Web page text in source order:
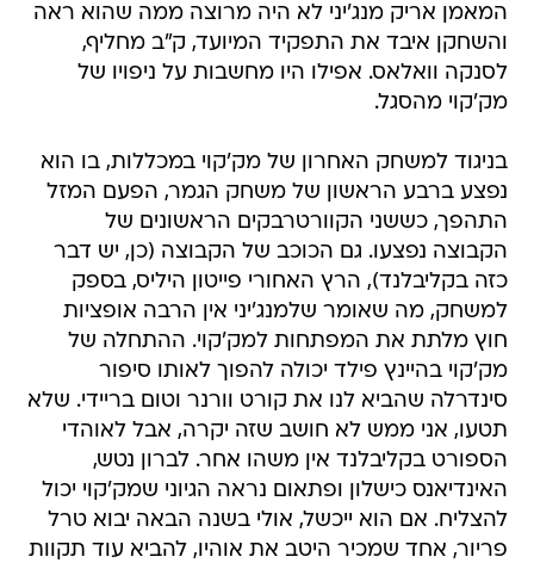
המאמן אריק מנג'יני לא היה מרוצה ממה שהוא ראה
והשחקן איבד את התפקיד המיועד, ק"ב מחליף,
לסנקה וואלאס. אפילו היו מחשבות על ניפויו של
מק'קוי מהסגל.
בניגוד למשחק האחרון של מק'קוי במכללות, בו הוא
נפצע ברבע הראשון של משחק הגמר, הפעם המזל
התהפך, כששני הקוורטרבקים הראשונים של
הקבוצה נפצעו. גם הכוכב של הקבוצה (כן, יש דבר
כזה בקליבלנד), הרץ האחורי פייטון היליס, בספק
למשחק, מה שאומר שלמנג'יני אין הרבה אופציות
חוץ מלתת את המפתחות למק'קוי. ההתחלה של
מק'קוי בהיינץ פילד יכולה להפוך לאותו סיפור
סינדרלה שהביא לנו את קורט וורנר וטום בריידי. שלא
תטעו, אני ממש לא חושב שזה יקרה, אבל לאוהדי
הספורט בקליבלנד אין משהו אחר. לברון נטש,
האינדיאנס כישלון ופתאום נראה הגיוני שמק'קוי יכול
להצליח. אם הוא ייכשל, אולי בשנה הבאה יבוא טרל
פריור, אחד שמכיר היטב את אוהיו, להביא עוד תקוות